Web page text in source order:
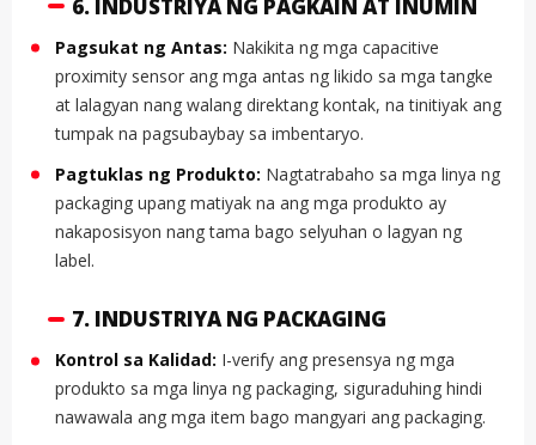
6. INDUSTRIYA NG PAGKAIN AT INUMIN
Pagsukat ng Antas: Nakikita ng mga capacitive
proximity sensor ang mga antas ng likido sa mga tangke
at lalagyan nang walang direktang kontak, na tinitiyak ang
tumpak na pagsubaybay sa imbentaryo.
Pagtuklas ng Produkto: Nagtatrabaho sa mga linya ng
packaging upang matiyak na ang mga produkto ay
nakaposisyon nang tama bago selyuhan o lagyan ng
label.
7. INDUSTRIYA NG PACKAGING
Kontrol sa Kalidad: I-verify ang presensya ng mga
produkto sa mga linya ng packaging, siguraduhing hindi
nawawala ang mga item bago mangyari ang packaging.